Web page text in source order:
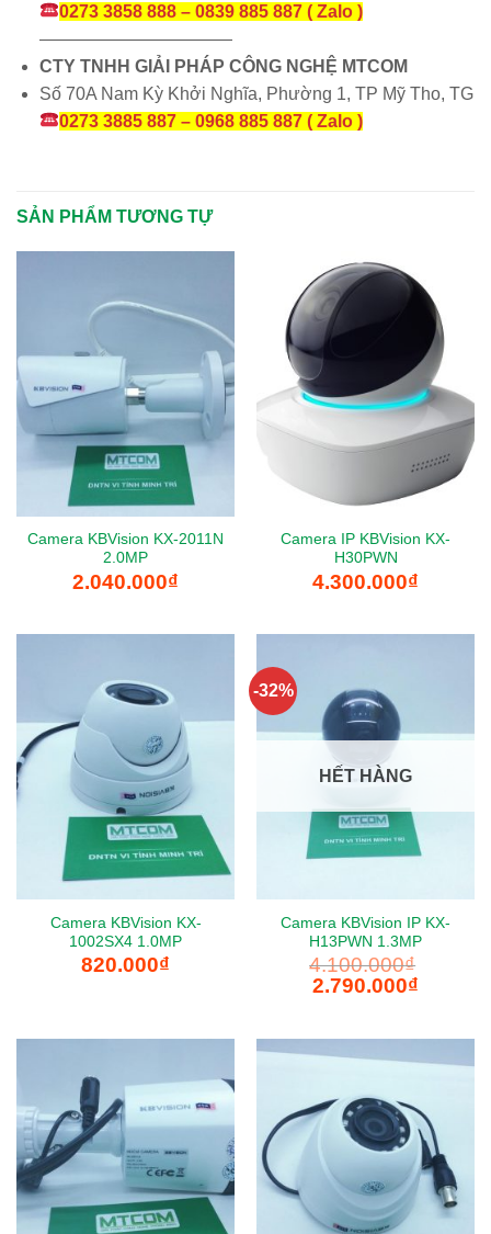
0273 3858 888 – 0839 885 887 ( Zalo )
———————————
CTY TNHH GIẢI PHÁP CÔNG NGHỆ MTCOM
Số 70A Nam Kỳ Khởi Nghĩa, Phường 1, TP Mỹ Tho, TG
0273 3885 887 – 0968 885 887 ( Zalo )
SẢN PHẨM TƯƠNG TỰ
Camera KBVision KX-2011N
2.0MP
2.040.000₫
Camera IP KBVision KX-
H30PWN
4.300.000₫
Camera KBVision KX-
1002SX4 1.0MP
820.000₫
-32%
HẾT HÀNG
Camera KBVision IP KX-
H13PWN 1.3MP
4.100.000₫
Giá
gốc
2.790.000₫